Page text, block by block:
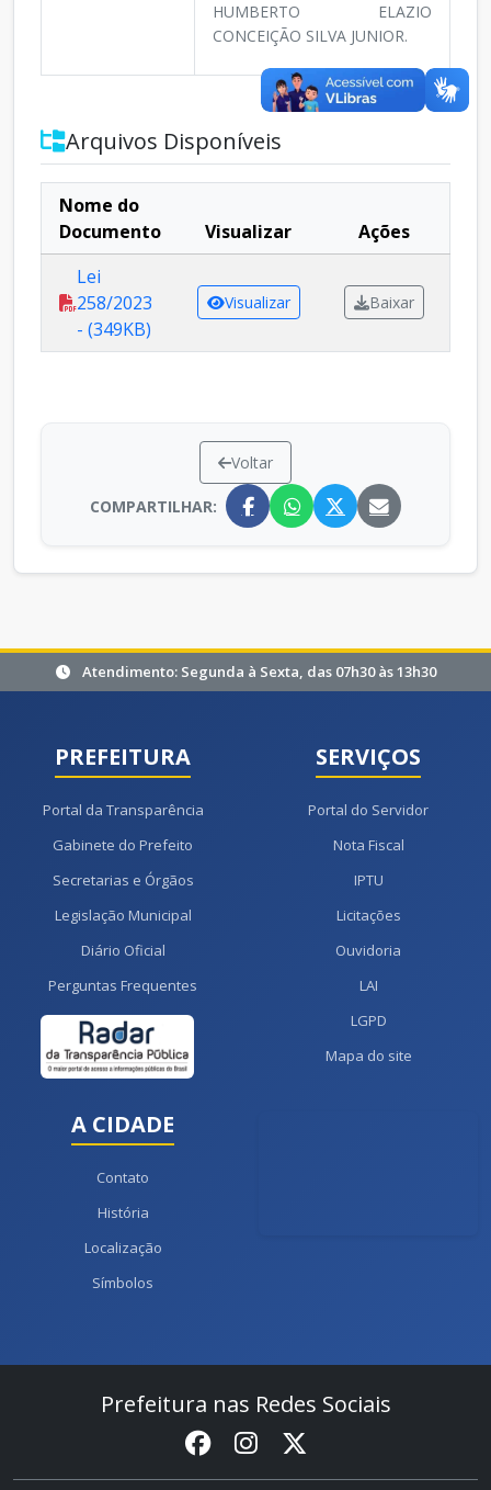
HUMBERTO ELAZIO
CONCEIÇÃO SILVA JUNIOR.
Arquivos Disponíveis
Nome do
Documento
Visualizar
Ações
Lei
258/2023
- (349KB)
Visualizar Baixar
Voltar
COMPARTILHAR:
Atendimento: Segunda à Sexta, das 07h30 às 13h30
PREFEITURA
Portal da Transparência
Gabinete do Prefeito
Secretarias e Órgãos
Legislação Municipal
Diário Oficial
Perguntas Frequentes
SERVIÇOS
Portal do Servidor
Nota Fiscal
IPTU
Licitações
Ouvidoria
LAI
LGPD
Mapa do site
A CIDADE
Contato
História
Localização
Símbolos
Prefeitura nas Redes Sociais